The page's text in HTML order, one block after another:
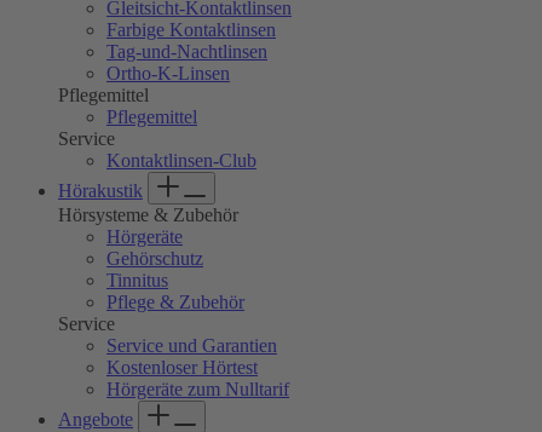
Gleitsicht-Kontaktlinsen
Farbige Kontaktlinsen
Tag-und-Nachtlinsen
Ortho-K-Linsen
Pflegemittel
Pflegemittel
Service
Kontaktlinsen-Club
Hörakustik
Hörsysteme & Zubehör
Hörgeräte
Gehörschutz
Tinnitus
Pflege & Zubehör
Service
Service und Garantien
Kostenloser Hörtest
Hörgeräte zum Nulltarif
Angebote